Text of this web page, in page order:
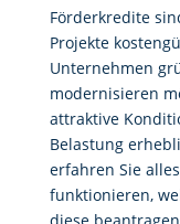
Förderkredite
Projekte
Unternehmen
modernisieren
attraktive
Belastung
erfahren Sie
funktionieren,
diese